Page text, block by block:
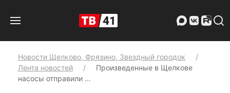
Новости Щелково, Фрязино, Звездный городок
Лента новостей
Произведенные в Щелкове
насосы отправили …